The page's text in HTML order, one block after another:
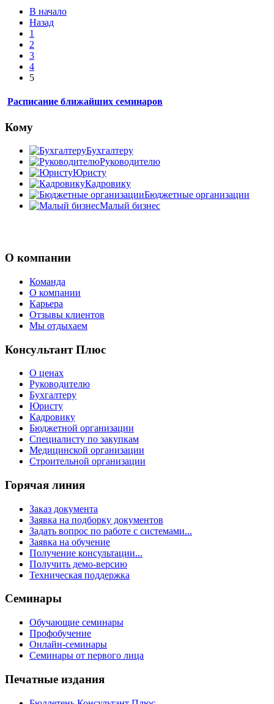
В начало
Назад
1
2
3
4
5
Расписание ближайших семинаров
Кому
Бухгалтеру
Руководителю
Юристу
Кадровику
Бюджетные организации
Малый бизнес
О компании
Команда
О компании
Карьера
Отзывы клиентов
Мы отдыхаем
Консультант Плюс
О ценах
Руководителю
Бухгалтеру
Юристу
Кадровику
Бюджетной организации
Специалисту по закупкам
Медицинской организации
Строительной организации
Горячая линия
Заказ документа
Заявка на подборку документов
Задать вопрос по работе с системами...
Заявка на обучение
Получение консультации...
Получить демо-версию
Техническая поддержка
Семинары
Обучающие семинары
Профобучение
Онлайн-семинары
Семинары от первого лица
Печатные издания